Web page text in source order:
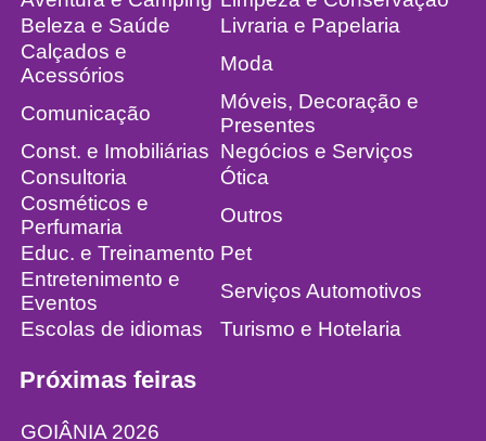
Beleza e Saúde
Livraria e Papelaria
Calçados e
Acessórios
Moda
Comunicação
Móveis, Decoração e
Presentes
Const. e Imobiliárias Negócios e Serviços
Consultoria
Ótica
Cosméticos e
Perfumaria
Outros
Educ. e Treinamento Pet
Entretenimento e
Eventos
Serviços Automotivos
Escolas de idiomas
Turismo e Hotelaria
Próximas feiras
GOIÂNIA 2026